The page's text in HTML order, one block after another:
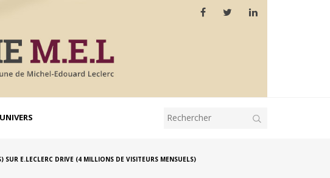
E.LECLERC DRIVE (4 MILLIONS DE VISITEURS MENSUELS)